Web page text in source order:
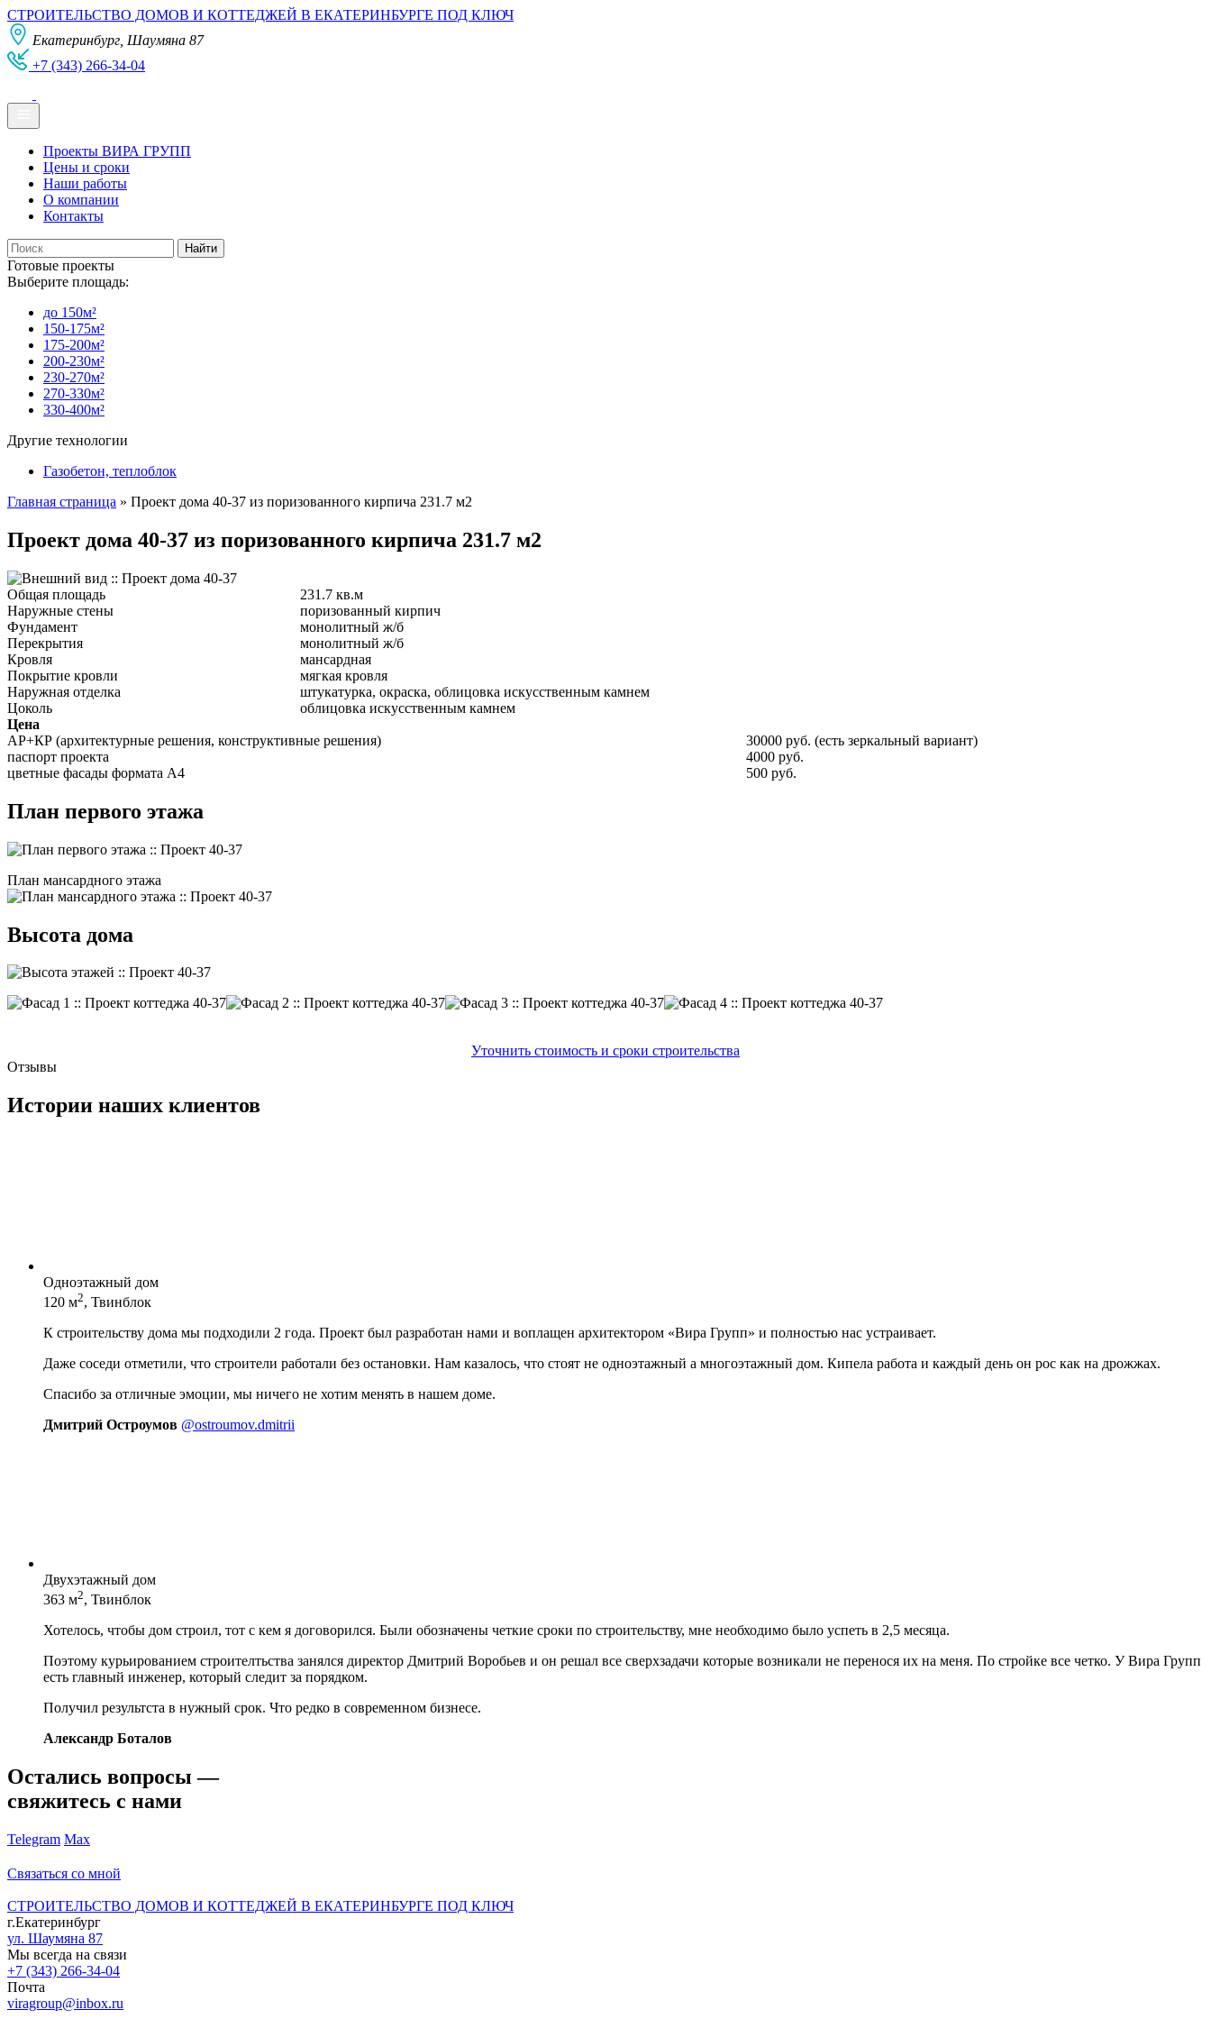
СТРОИТЕЛЬСТВО ДОМОВ И КОТТЕДЖЕЙ В ЕКАТЕРИНБУРГЕ ПОД КЛЮЧ
Екатеринбург, Шаумяна 87
+7 (343) 266-34-04
Проекты ВИРА ГРУПП
Цены и сроки
Наши работы
О компании
Контакты
Готовые проекты
Выберите площадь:
до 150м²
150-175м²
175-200м²
200-230м²
230-270м²
270-330м²
330-400м²
Другие технологии
Газобетон, теплоблок
Главная страница » Проект дома 40-37 из поризованного кирпича 231.7 м2
Проект дома 40-37 из поризованного кирпича 231.7 м2
Общая площадь
231.7 кв.м
Наружные стены
поризованный кирпич
Фундамент
монолитный ж/б
Перекрытия
монолитный ж/б
Кровля
мансардная
Покрытие кровли
мягкая кровля
Наружная отделка
штукатурка, окраска, облицовка искусственным камнем
Цоколь
облицовка искусственным камнем
Цена
АР+КР (архитектурные решения, конструктивные решения)
30000 руб. (есть зеркальный вариант)
паспорт проекта
4000 руб.
цветные фасады формата А4
500 руб.
План первого этажа
План мансардного этажа
Высота дома
Уточнить стоимость и сроки строительства
Отзывы
Истории наших клиентов
Одноэтажный дом
120 м2, Твинблок
К строительству дома мы подходили 2 года. Проект был разработан нами и воплащен архитектором «Вира Групп» и полностью нас устраивает.
Даже соседи отметили, что строители работали без остановки. Нам казалось, что стоят не одноэтажный а многоэтажный дом. Кипела работа и каждый день он рос как на дрожжах.
Спасибо за отличные эмоции, мы ничего не хотим менять в нашем доме.
Дмитрий Остроумов @ostroumov.dmitrii
Двухэтажный дом
363 м2, Твинблок
Хотелось, чтобы дом строил, тот с кем я договорился. Были обозначены четкие сроки по строительству, мне необходимо было успеть в 2,5 месяца.
Поэтому курьированием строителтьства занялся директор Дмитрий Воробьев и он решал все сверхзадачи которые возникали не перенося их на меня. По стройке все четко. У Вира Групп
есть главный инженер, который следит за порядком.
Получил результста в нужный срок. Что редко в современном бизнесе.
Александр Боталов
Остались вопросы —
свяжитесь с нами
Telegram Max
Связаться со мной
СТРОИТЕЛЬСТВО ДОМОВ И КОТТЕДЖЕЙ В ЕКАТЕРИНБУРГЕ ПОД КЛЮЧ
г.Екатеринбург
ул. Шаумяна 87
Мы всегда на связи
+7 (343) 266-34-04
Почта
viragroup@inbox.ru